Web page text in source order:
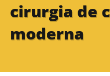
cirurgia de
moderna